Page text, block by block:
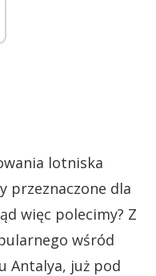
lotniska
przeznaczone dla
więc polecimy? Z
wśród
Antalya, już pod